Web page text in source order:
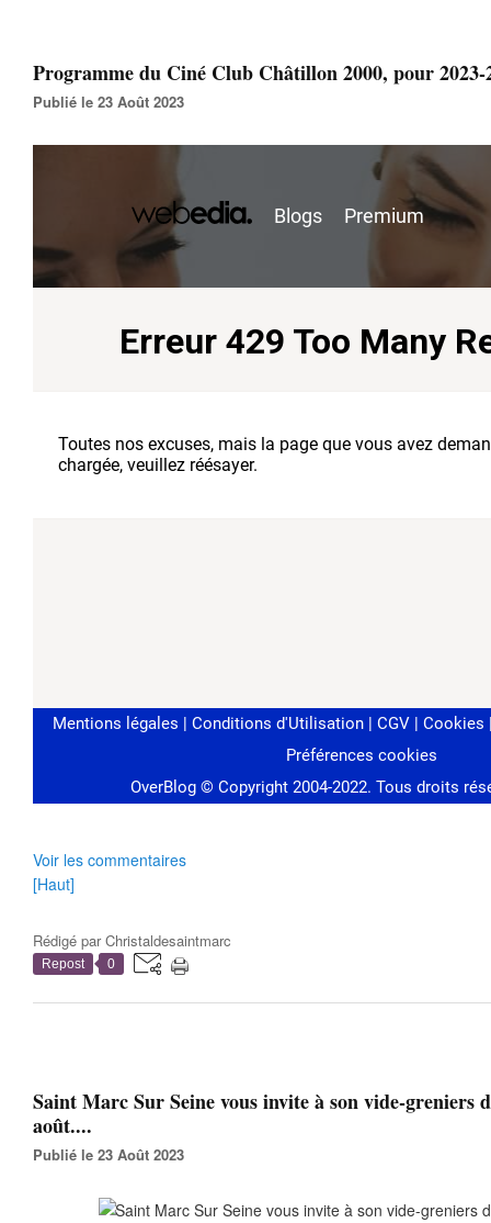
Programme du Ciné Club Châtillon 2000, pour 2023-
Publié le 23 Août 2023
Voir les commentaires
[Haut]
Rédigé parChristaldesaintmarc
Repost 0
Saint Marc Sur Seine vous invite à son vide-greniers
août....
Publié le 23 Août 2023